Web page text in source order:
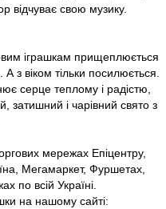
відчуває свою музику.
іграшкам прищеплюється
А з віком тільки посилюється.
серце теплому і радістю,
затишний і чарівний свято з
мережах Епіцентру,
Мегамаркет, Фуршетах,
по всій Україні.
на нашому сайті: